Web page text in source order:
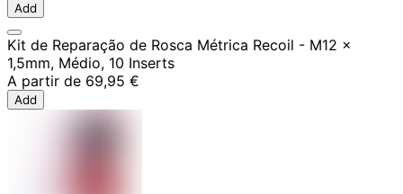
Add
Kit de Reparação de Rosca Métrica Recoil - M12 x
1,5mm, Médio, 10 Inserts
A partir de 69,95 €
Add